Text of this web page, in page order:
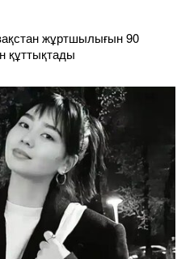
жұртшылығын 90
құттықтады